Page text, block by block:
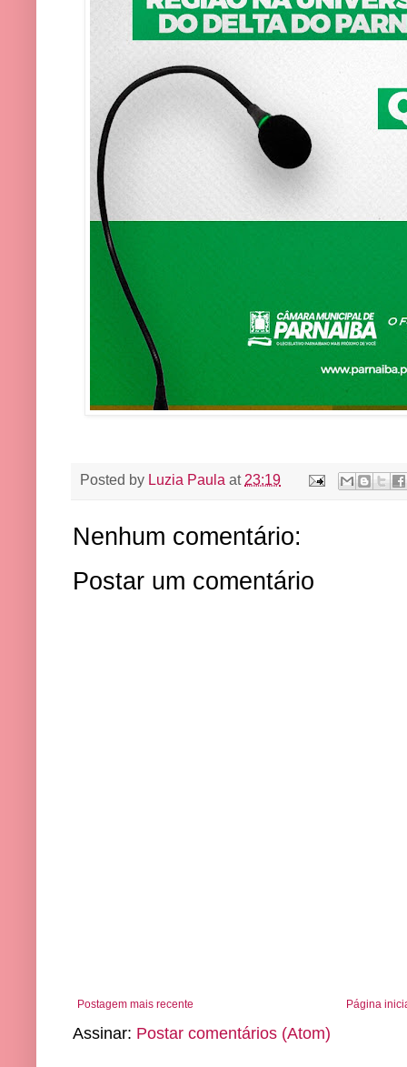
Posted by Luzia Paula at 23:19
Nenhum comentário:
Postar um comentário
Postagem mais recente Página
Assinar: Postar comentários (Atom)